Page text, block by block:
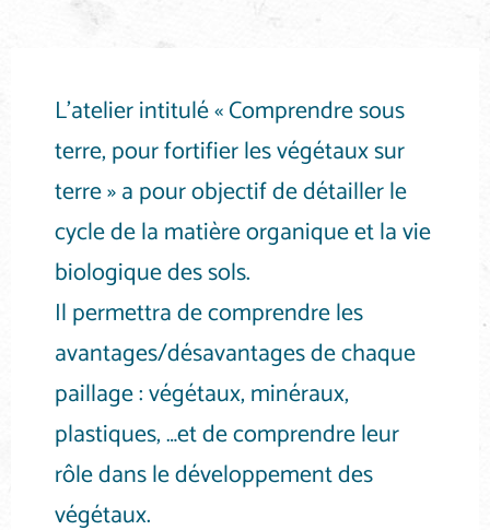
L’atelier intitulé « Comprendre sous
terre, pour fortifier les végétaux sur
terre » a pour objectif de détailler le
cycle de la matière organique et la vie
biologique des sols.
Il permettra de comprendre les
avantages/désavantages de chaque
paillage : végétaux, minéraux,
plastiques, …et de comprendre leur
rôle dans le développement des
végétaux.